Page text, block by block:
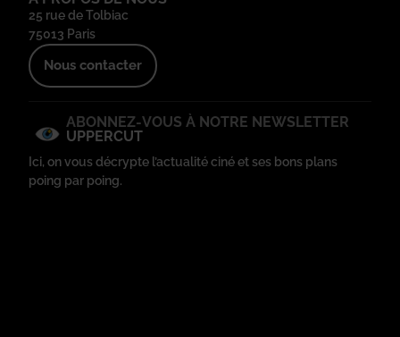
25 rue de Tolbiac
75013 Paris
Nous contacter
ABONNEZ-VOUS À NOTRE NEWSLETTER
UPPERCUT
Ici, on vous décrypte l’actualité ciné et ses bons plans
poing par poing.